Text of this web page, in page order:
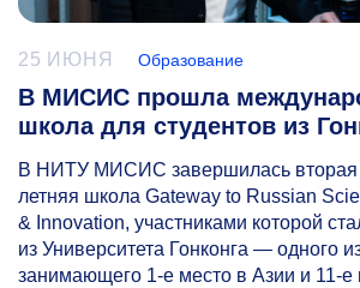
25 ИЮНЯ Образование
В МИСИС прошла
школа для студентов из
В НИТУ МИСИС завершилась вторая
летняя школа Gateway to Russian
& Innovation, участниками которой
из Университета Гонконга — одного
занимающего 1-е место в Азии и 11-е